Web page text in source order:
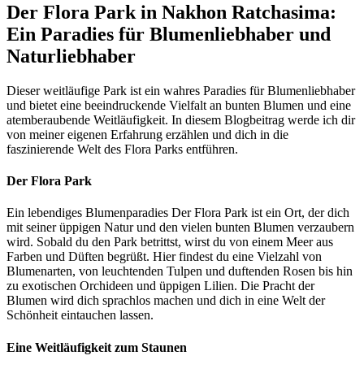
Der Flora Park in Nakhon Ratchasima:
Ein Paradies für Blumenliebhaber und
Naturliebhaber
Dieser weitläufige Park ist ein wahres Paradies für Blumenliebhaber
und bietet eine beeindruckende Vielfalt an bunten Blumen und eine
atemberaubende Weitläufigkeit. In diesem Blogbeitrag werde ich dir
von meiner eigenen Erfahrung erzählen und dich in die
faszinierende Welt des Flora Parks entführen.
Der Flora Park
Ein lebendiges Blumenparadies Der Flora Park ist ein Ort, der dich
mit seiner üppigen Natur und den vielen bunten Blumen verzaubern
wird. Sobald du den Park betrittst, wirst du von einem Meer aus
Farben und Düften begrüßt. Hier findest du eine Vielzahl von
Blumenarten, von leuchtenden Tulpen und duftenden Rosen bis hin
zu exotischen Orchideen und üppigen Lilien. Die Pracht der
Blumen wird dich sprachlos machen und dich in eine Welt der
Schönheit eintauchen lassen.
Eine Weitläufigkeit zum Staunen